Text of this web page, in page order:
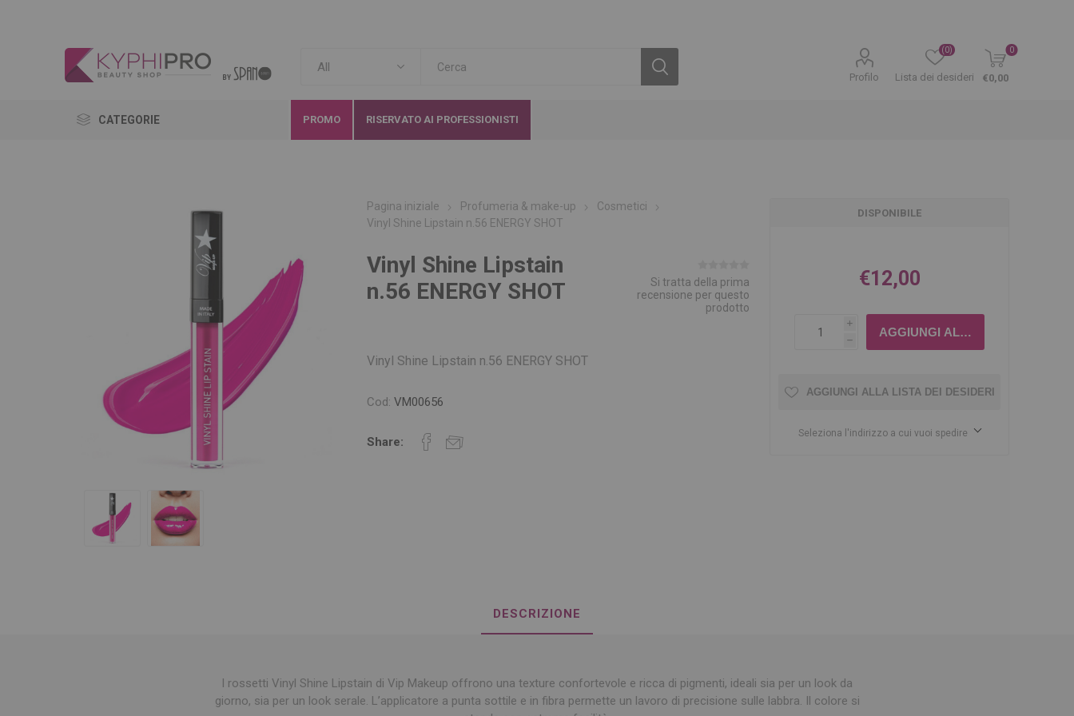
Profilo Lista dei desideri
(0) 0
€0,00
CATEGORIE PROMO RISERVATO AI PROFESSIONISTI
Pagina iniziale Profumeria & make-up
Cosmetici
Vinyl Shine Lipstain n.56 ENERGY SHOT
Vinyl Shine Lipstain
n.56 ENERGY SHOT
Si tratta della prima
recensione per questo
prodotto
Vinyl Shine Lipstain n.56 ENERGY SHOT
Cod: VM00656
Share:
DISPONIBILE
€12,00
i
h
AGGIUNGI ALLA LISTA DEI DESIDERI
Seleziona l'indirizzo a cui vuoi spedire
DESCRIZIONE
I rossetti Vinyl Shine Lipstain di Vip Makeup offrono una texture confortevole e ricca di pigmenti, ideali sia per un look da
giorno, sia per un look serale. L’applicatore a punta sottile e in fibra permette un lavoro di precisione sulle labbra. Il colore si